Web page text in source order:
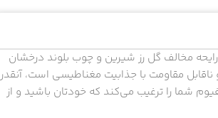
مخالف گل رز شیرین و چوب بلوند درخشان
مقاومت با جذابیت مغناطیسی است، آنقدر
شما را ترغیب می‌کند که خودتان باشید و از